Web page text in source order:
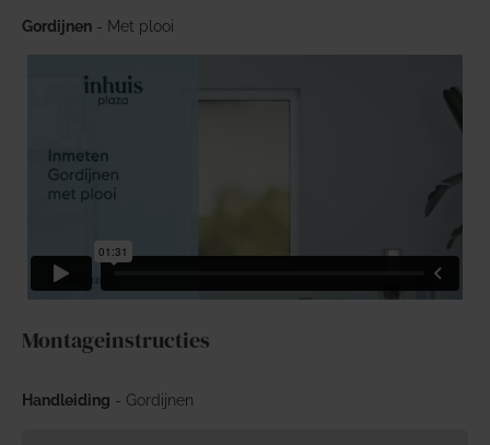
Gordijnen - Met plooi
Montageinstructies
Handleiding - Gordijnen